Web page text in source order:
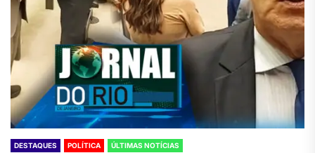
DESTAQUES POLÍTICA ÚLTIMAS NOTÍCIAS